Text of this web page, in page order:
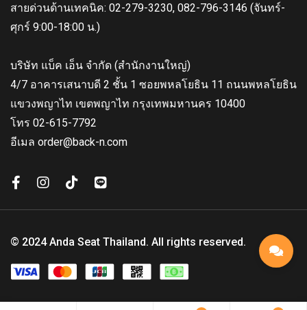
สายด่วนด้านเทคนิค: 02-279-3230, 082-796-3146 (จันทร์-
ศุกร์ 9:00-18:00 น.)
บริษัท แบ็ค เอ็น จำกัด (สำนักงานใหญ่)
4/7 อาคารเสนาบดี 2 ชั้น 1 ซอยพหลโยธิน 11 ถนนพหลโยธิน
แขวงพญาไท เขตพญาไท กรุงเทพมหานคร 10400
โทร 02-615-7792
อีเมล order@back-n.com
© 2024 Anda Seat Thailand. All rights reserved.